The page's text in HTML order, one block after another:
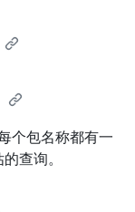
个包名称都有一
查询。